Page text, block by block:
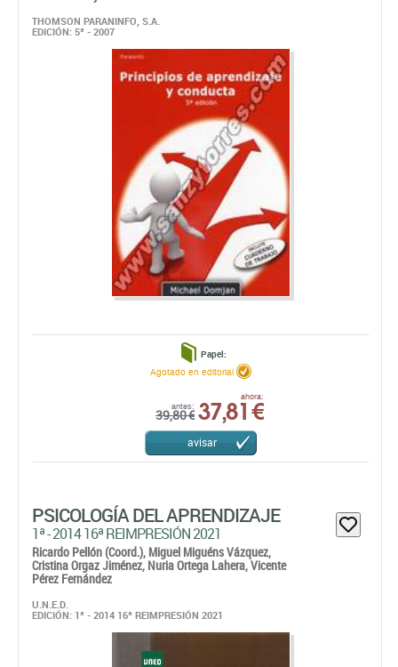
THOMSON PARANINFO, S.A.
EDICIÓN: 5ª - 2007
Papel:
antes:
39,80 €
ahora:
37,81 €
Agotado en editorial
avisar
PSICOLOGÍA DEL APRENDIZAJE
1ª - 2014 16ª REIMPRESIÓN 2021
Ricardo Pellón (Coord.), Miguel Miguéns Vázquez,
Cristina Orgaz Jiménez, Nuria Ortega Lahera,Vicente
Pérez Fernández
U.N.E.D.
EDICIÓN: 1ª - 2014 16ª REIMPRESIÓN 2021